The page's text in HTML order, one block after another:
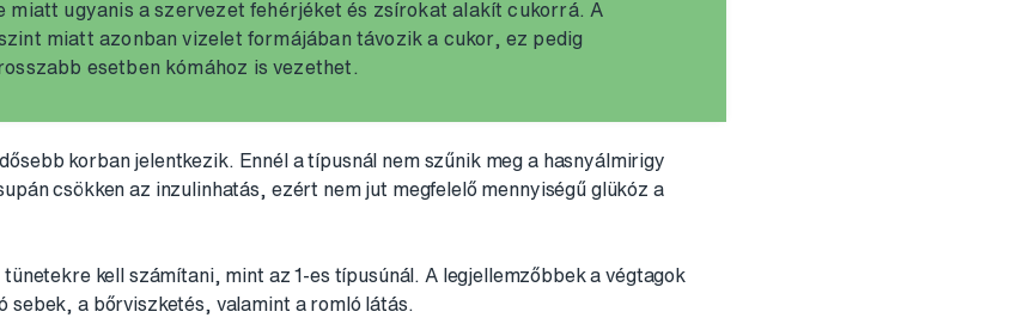
miatt ugyanis a szervezet fehérjéket és zsírokat alakít cukorrá. A
miatt azonban vizelet formájában távozik a cukor, ez pedig
esetben kómához is vezethet.
korban jelentkezik. Ennél a típusnál nem szűnik meg a hasnyálmirigy
csökken az inzulinhatás, ezért nem jut megfelelő mennyiségű glükóz a
kell számítani, mint az 1-es típusúnál. A legjellemzőbbek a végtagok
sebek, a bőrviszketés, valamint a romló látás.